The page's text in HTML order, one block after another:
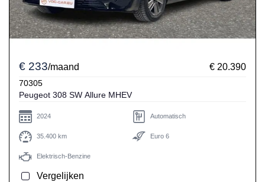
€ 233/maand € 20.390
70305
Peugeot 308 SW Allure MHEV
2024 Automatisch
35.400 km Euro 6
Elektrisch-Benzine
Vergelijken